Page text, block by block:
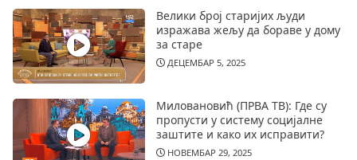
Велики број старијих људи
изражава жељу да бораве у дому
за старе
ДЕЦЕМБАР 5, 2025
Миловановић (ПРВА ТВ): Где су
пропусти у систему социјалне
заштите и како их исправити?
НОВЕМБАР 29, 2025